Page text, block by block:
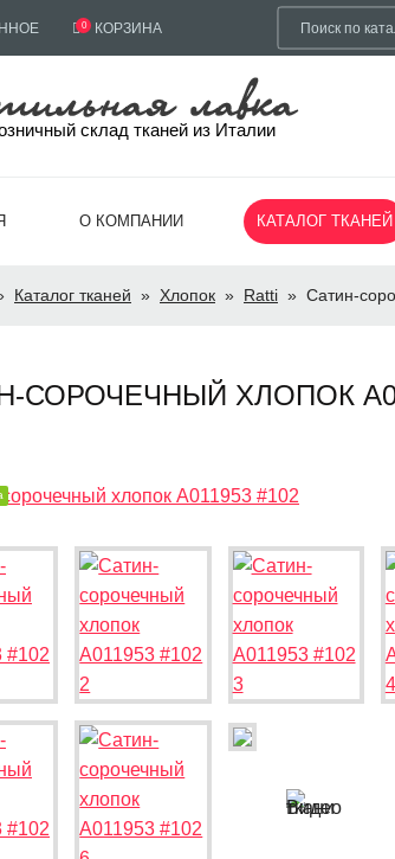
0 КОРЗИНА
склад тканей из Италии
О КОМПАНИИ КАТАЛОГ ТКАНЕЙ
Каталог тканей » Хлопок » Ratti » Сатин-
СОРОЧЕЧНЫЙ ХЛОПОК